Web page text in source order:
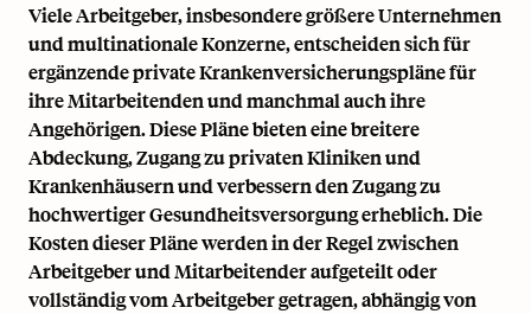
Viele Arbeitgeber, insbesondere größere Unternehmen
und multinationale Konzerne, entscheiden sich für
ergänzende private Krankenversicherungspläne für
ihre Mitarbeitenden und manchmal auch ihre
Angehörigen. Diese Pläne bieten eine breitere
Abdeckung, Zugang zu privaten Kliniken und
Krankenhäusern und verbessern den Zugang zu
hochwertiger Gesundheitsversorgung erheblich. Die
Kosten dieser Pläne werden in der Regel zwischen
Arbeitgeber und Mitarbeitender aufgeteilt oder
vollständig vom Arbeitgeber getragen, abhängig von